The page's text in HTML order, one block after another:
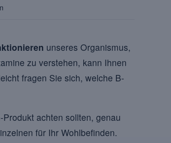
unseres Organismus,
zu verstehen, kann Ihnen
fragen Sie sich, welche B-
achten sollten, genau
für Ihr Wohlbefinden.